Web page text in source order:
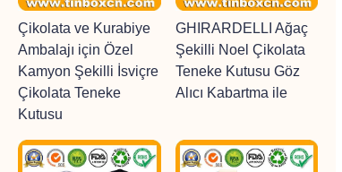
Çikolata ve Kurabiye
Ambalajı için Özel
Kamyon Şekilli İsviçre
Çikolata Teneke
Kutusu
GHIRARDELLI Ağaç
Şekilli Noel Çikolata
Teneke Kutusu Göz
Alıcı Kabartma ile